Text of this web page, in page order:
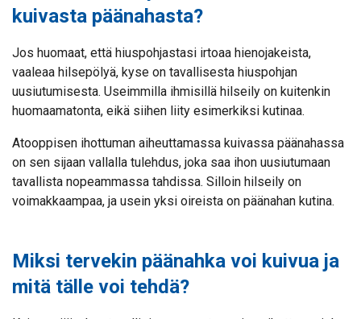
kuivasta päänahasta?
Jos huomaat, että hiuspohjastasi irtoaa hienojakeista,
vaaleaa hilsepölyä, kyse on tavallisesta hiuspohjan
uusiutumisesta. Useimmilla ihmisillä hilseily on kuitenkin
huomaamatonta, eikä siihen liity esimerkiksi kutinaa.
Atooppisen ihottuman aiheuttamassa kuivassa päänahassa
on sen sijaan vallalla tulehdus, joka saa ihon uusiutumaan
tavallista nopeammassa tahdissa. Silloin hilseily on
voimakkaampaa, ja usein yksi oireista on päänahan kutina.
Miksi tervekin päänahka voi kuivua ja
mitä tälle voi tehdä?